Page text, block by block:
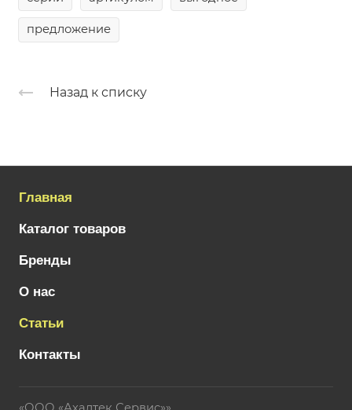
предложение
Назад к списку
Главная
Каталог товаров
Бренды
О нас
Статьи
Контакты